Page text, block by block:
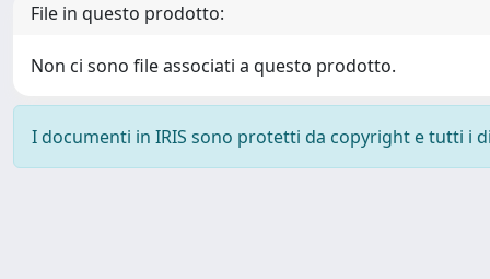
File in questo prodotto:
Non ci sono file associati a questo prodotto.
I documenti in IRIS sono protetti da copyright e tutti i